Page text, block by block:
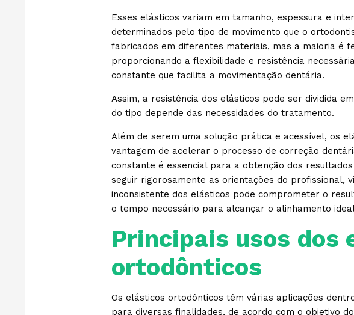
Esses elásticos variam em tamanho, espessura e
determinados pelo tipo de movimento que o
fabricados em diferentes materiais, mas a maioria é
proporcionando a flexibilidade e resistência
constante que facilita a movimentação dentária.
Assim, a resistência dos elásticos pode ser dividida
do tipo depende das necessidades do tratamento.
Além de serem uma solução prática e acessível, os
vantagem de acelerar o processo de correção
constante é essencial para a obtenção dos
seguir rigorosamente as orientações do profissional,
inconsistente dos elásticos pode comprometer o
o tempo necessário para alcançar o alinhamento
Principais usos dos
ortodônticos
Os elásticos ortodônticos têm várias aplicações
para diversas finalidades, de acordo com o objetivo